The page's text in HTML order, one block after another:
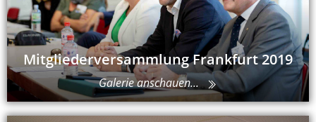
Mitgliederversammlung Frankfurt 2019
Galerie anschauen...